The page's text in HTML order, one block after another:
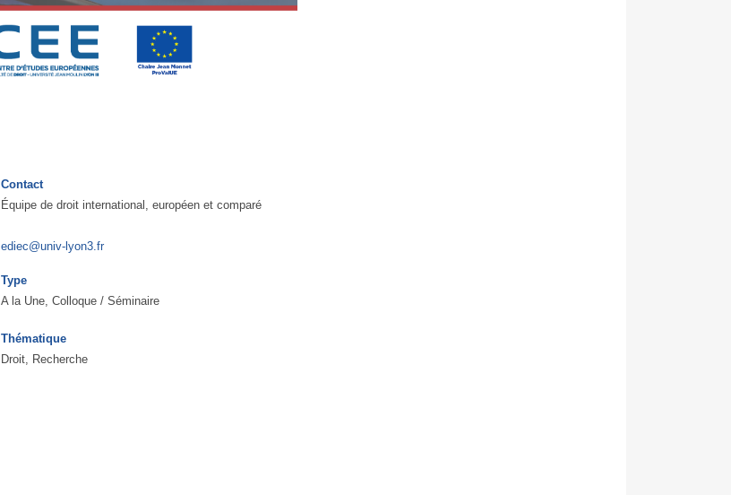
Contact
Équipe de droit international, européen et comparé
ediec@univ-lyon3.fr
Type
A la Une, Colloque / Séminaire
Thématique
Droit, Recherche